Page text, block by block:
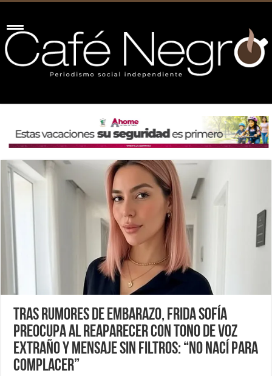
Tras rumores de embarazo, Frida Sofía
preocupa al reaparecer con tono de voz
extraño y mensaje sin filtros: “No nací para
complacer”